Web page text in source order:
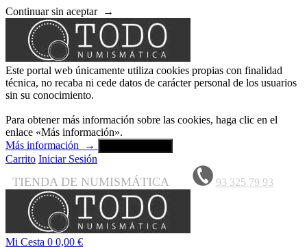
Continuar sin aceptar →
Este portal web únicamente utiliza cookies propias con finalidad
técnica, no recaba ni cede datos de carácter personal de los usuarios
sin su conocimiento.
Para obtener más información sobre las cookies, haga clic en el
enlace «Más información».
Más información
→
Carrito Iniciar Sesión
TIENDA DE NUMISMÁTICA 93 325 79 93
Mi Cesta 0 0,00 €